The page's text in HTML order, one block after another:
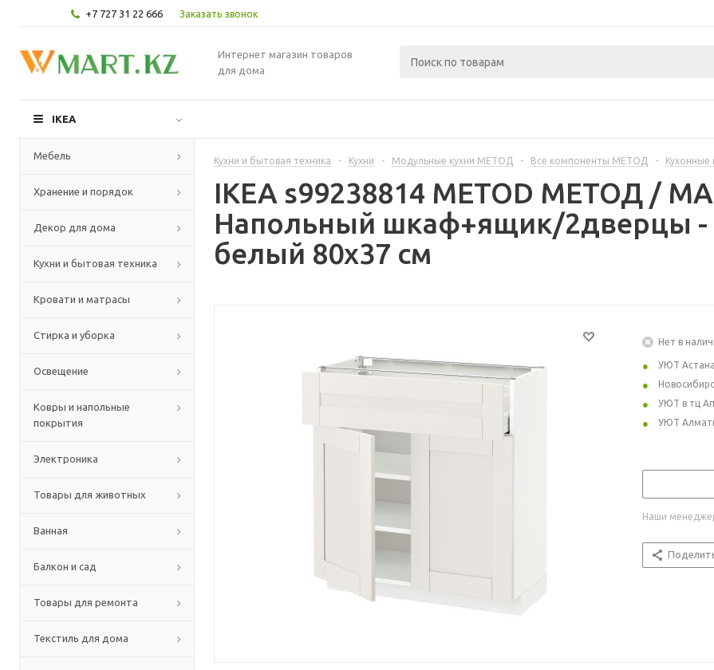
+7 727 31 22 666 Заказать звонок
Интернет магазин товаров
для дома
IKEA
Мебель
Хранение и порядок
Декор для дома
Кухни и бытовая техника
Кровати и матрасы
Стирка и уборка
Освещение
Ковры и напольные
покрытия
Электроника
Товары для животных
Ванная
Балкон и сад
Товары для ремонта
Текстиль для дома
Кухни и бытовая техника - Кухни - Модульные кухни МЕТОД - Все компоненты МЕТОД -
IKEA s99238814 METOD МЕТОД /
Напольный шкаф+ящик/2дверцы -
белый 80x37 см
Нет в
УЮТ Астана
УЮТ в тц
УЮТ
Наши